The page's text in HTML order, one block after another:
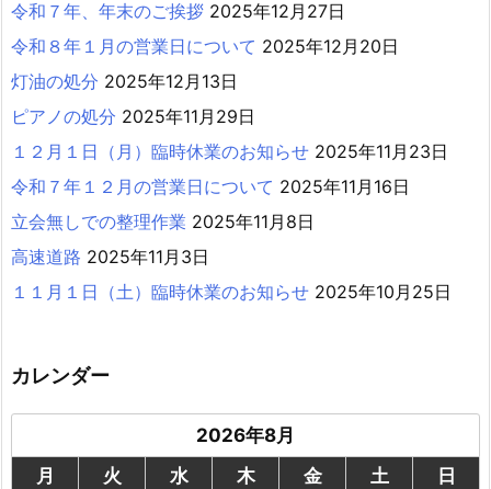
令和７年、年末のご挨拶 2025年12月27日
令和８年１月の営業日について 2025年12月20日
灯油の処分 2025年12月13日
ピアノの処分 2025年11月29日
１２月１日（月）臨時休業のお知らせ 2025年11月23日
令和７年１２月の営業日について 2025年11月16日
立会無しでの整理作業 2025年11月8日
高速道路 2025年11月3日
１１月１日（土）臨時休業のお知らせ 2025年10月25日
カレンダー
2026年8月
月
火 水 木 金 土
日